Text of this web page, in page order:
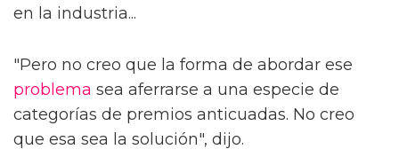
en la industria...
"Pero no creo que la forma de abordar ese
problema sea aferrarse a una especie de
categorías de premios anticuadas. No creo
que esa sea la solución", dijo.